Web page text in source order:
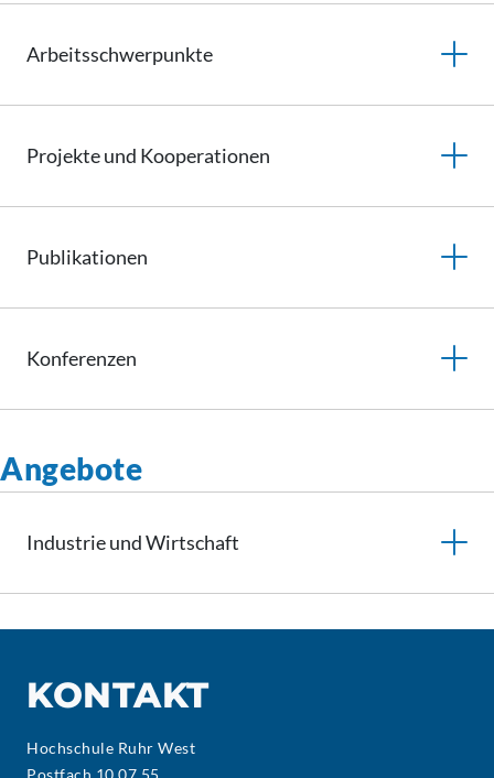
Arbeitsschwerpunkte
Projekte und Kooperationen
Publikationen
Konferenzen
Angebote
Industrie und Wirtschaft
KONTAKT
Hochschule Ruhr West
Postfach 10 07 55